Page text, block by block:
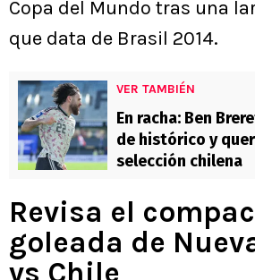
Copa del Mundo tras una
que data de Brasil 2014.
VER TAMBIÉN
En racha: Ben
de histórico y
selección chilena
Revisa el
goleada de